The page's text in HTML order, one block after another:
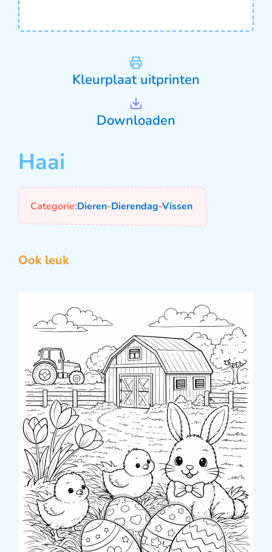
Kleurplaat uitprinten
Downloaden
Haai
Categorie:Dieren-Dierendag-Vissen
Ook leuk